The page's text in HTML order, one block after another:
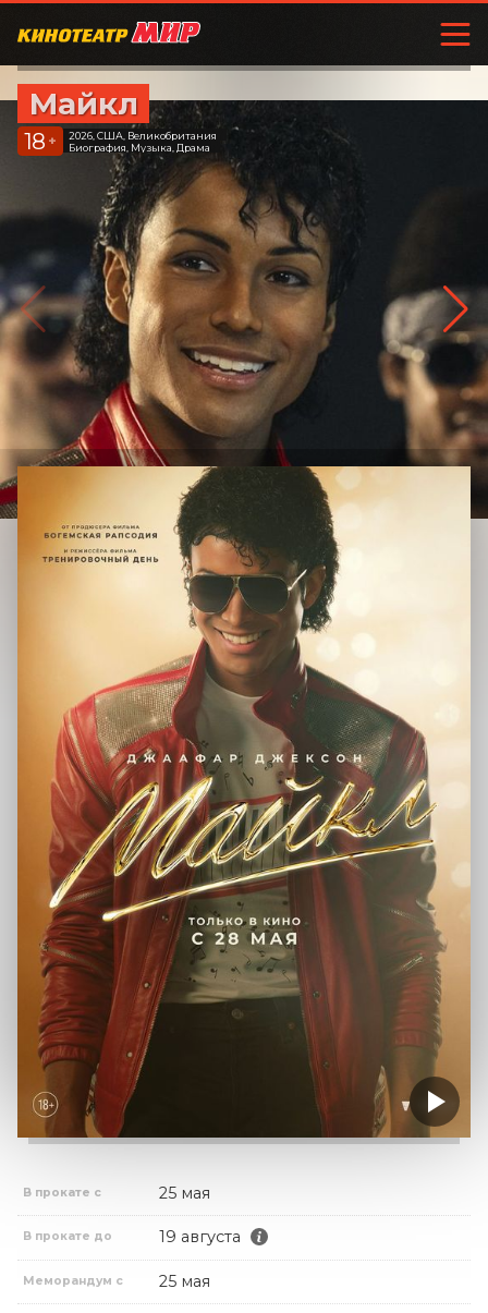
Майкл
18 +
2026, США, Великобритания
Биография, Музыка, Драма
В прокате с 25 мая
В прокате до 19 августа
Меморандум с 25 мая